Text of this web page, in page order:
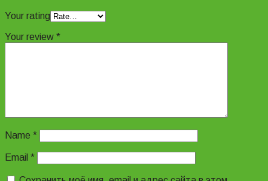
Your rating
Your review *
Name *
Email *